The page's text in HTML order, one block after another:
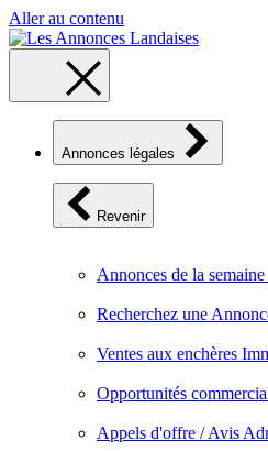
Aller au contenu
Annonces légales
Revenir
Annonces de la semaine
Recherchez une
Ventes aux enchères
Opportunités
Appels d'offre / Avis